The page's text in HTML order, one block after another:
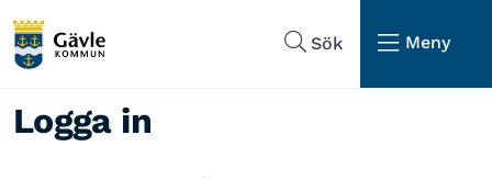
Sök
Meny
Logga in